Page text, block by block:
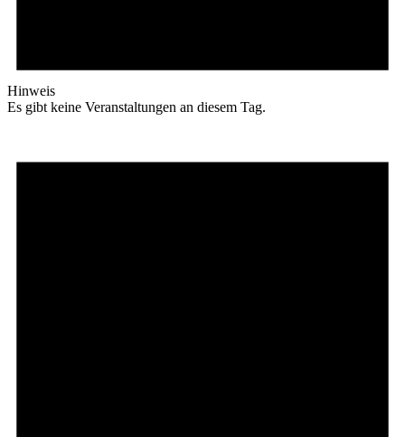
Hinweis
Es gibt keine Veranstaltungen an diesem Tag.